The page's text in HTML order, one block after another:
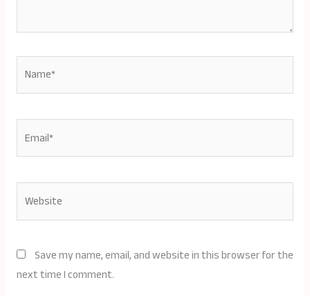
Save my name, email, and website in this browser for the
next time I comment.